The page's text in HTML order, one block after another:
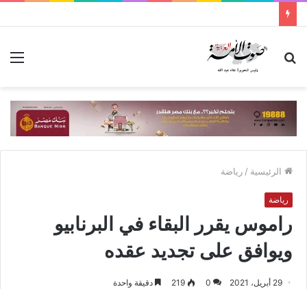
بحث
الرئيسية / رياضة
رياضة
راموس يقرر البقاء في البرنابيو
ويوافق على تجديد عقده
29 أبريل، 2021 0
219 دقيقة واحدة